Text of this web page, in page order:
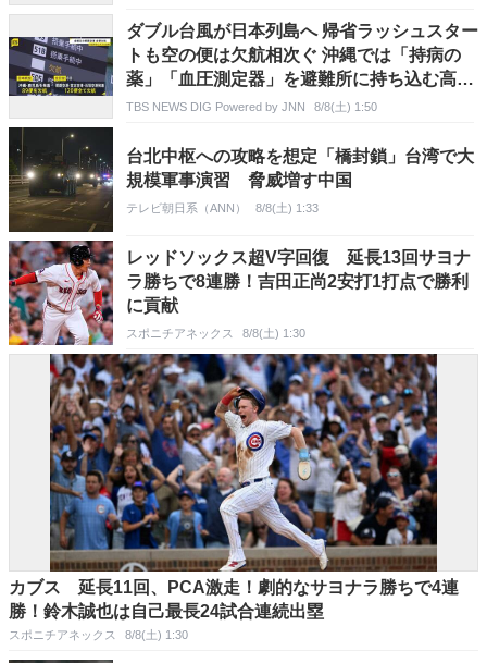
ダブル台風が日本列島へ 帰省ラッシュスター
トも空の便は欠航相次ぐ 沖縄では「持病の
薬」「血圧測定器」を避難所に持ち込む高齢
者も 週明け15号も本州へ【news23】
TBS NEWS DIG Powered by JNN 8/8(土) 1:50
台北中枢への攻略を想定「橋封鎖」台湾で大
規模軍事演習 脅威増す中国
テレビ朝日系（ANN） 8/8(土) 1:33
レッドソックス超V字回復 延長13回サヨナ
ラ勝ちで8連勝！吉田正尚2安打1打点で勝利
に貢献
スポニチアネックス 8/8(土) 1:30
カブス 延長11回、PCA激走！劇的なサヨナラ勝ちで4連
勝！鈴木誠也は自己最長24試合連続出塁
スポニチアネックス 8/8(土) 1:30